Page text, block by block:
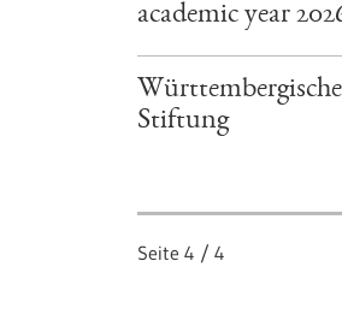
academic year
Stiftung
Seite 4 / 4